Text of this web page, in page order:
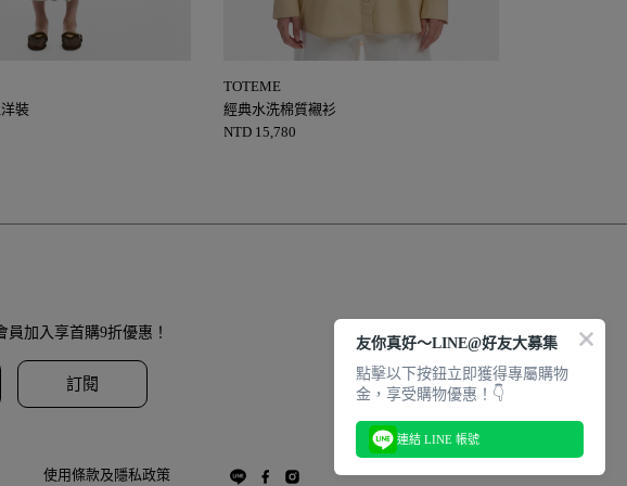
裝
TOTEME
經典水洗棉質襯衫
NTD 15,780
加入享首購9折優惠！
訂閱
使用條款及隱私政策
友你真好～LINE@好友大募集
點擊以下按鈕立即獲得專屬購物
金，享受購物優惠！👇
連結 LINE 帳號